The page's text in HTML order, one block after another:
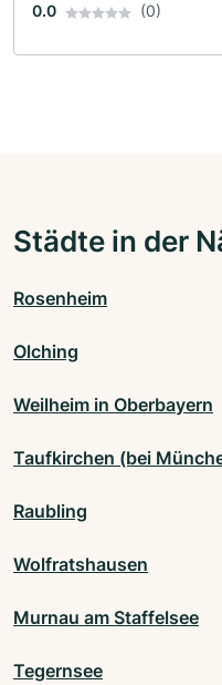
0.0 (0)
Städte in der
Rosenheim
Olching
Weilheim in Oberbayern
Taufkirchen (bei
Raubling
Wolfratshausen
Murnau am Staffelsee
Tegernsee